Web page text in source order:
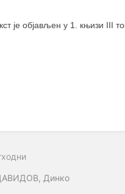
је објављен у 1. књизи III
Динко